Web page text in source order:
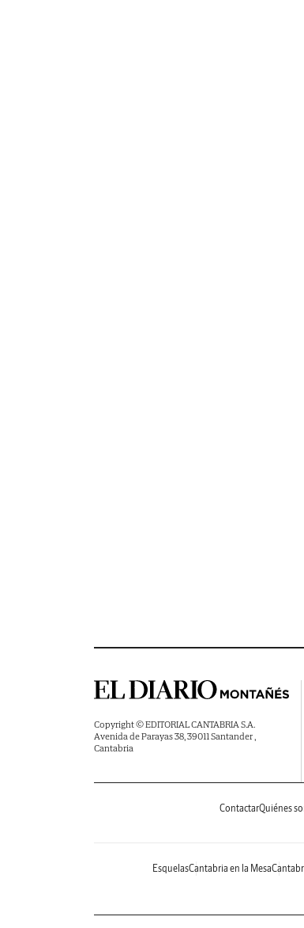
Copyright © EDITORIAL CANTABRIA S.A.
Avenida de Parayas 38, 39011 Santander ,
Cantabria
ContactarQuiénes
EsquelasCantabria en la Mesa